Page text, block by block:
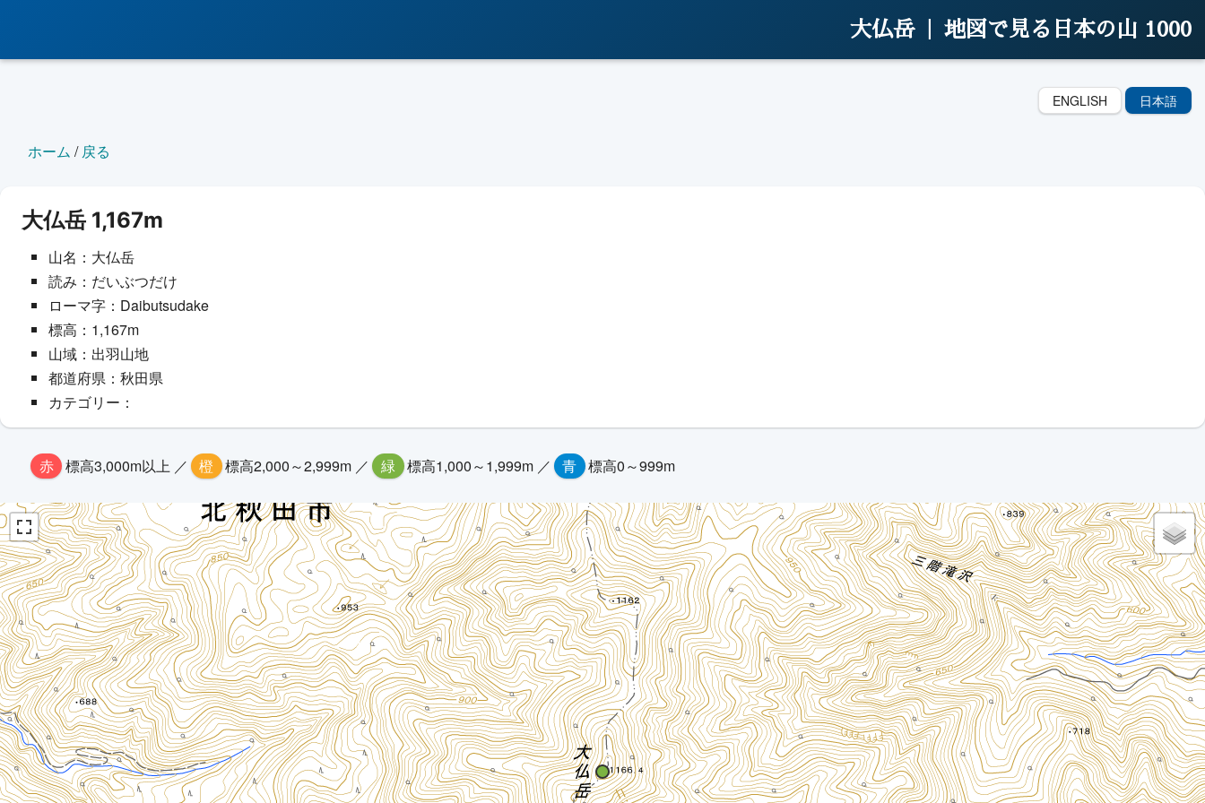
大仏岳 | 地図で見る日本の山 1000
ENGLISH 日本語
ホーム /戻る
大仏岳 1,167m
山名：大仏岳
読み：だいぶつだけ
ローマ字：Daibutsudake
標高：1,167m
山域：出羽山地
都道府県：秋田県
カテゴリー：
赤 標高3,000m以上 ／ 橙 標高2,000～2,999m ／ 緑 標高1,000～1,999m ／ 青 標高0～999m